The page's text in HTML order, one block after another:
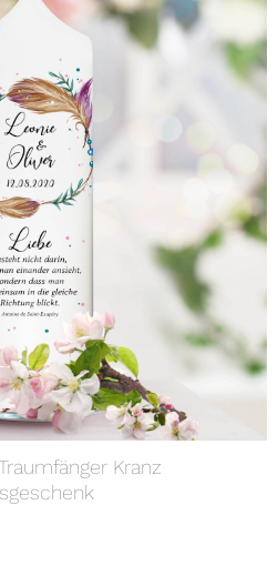
Kranz